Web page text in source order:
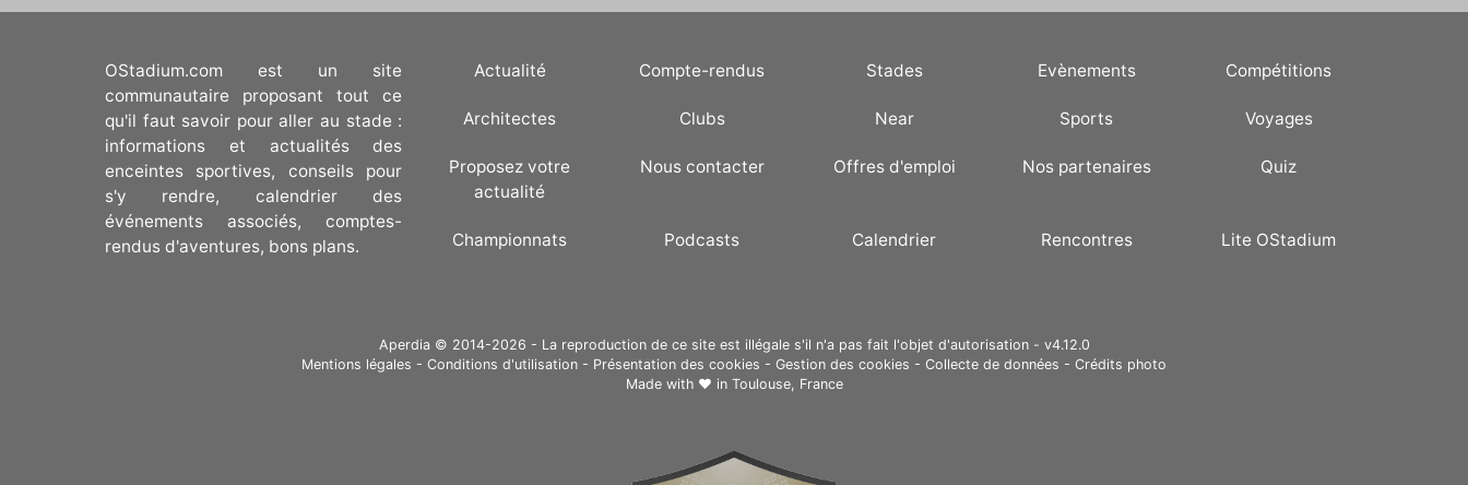
OStadium.com est un site
communautaire proposant tout ce
qu'il faut savoir pour aller au stade :
informations et actualités des
enceintes sportives, conseils pour
s'y rendre, calendrier des
événements associés, comptes-
rendus d'aventures, bons plans.
Actualité Compte-rendus Stades Evènements Compétitions
Architectes Clubs Near Sports Voyages
Proposez votre
actualité
Nous contacter Offres d'emploi Nos partenaires Quiz
Championnats Podcasts Calendrier Rencontres Lite OStadium
Aperdia © 2014-2026 - La reproduction de ce site est illégale s'il n'a pas fait l'objet d'autorisation - v4.12.0
Mentions légales - Conditions d'utilisation - Présentation des cookies - Gestion des cookies - Collecte de données - Crédits photo
Made with ❤ in Toulouse, France